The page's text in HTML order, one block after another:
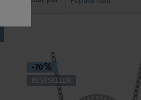
-70
BESTSELLER